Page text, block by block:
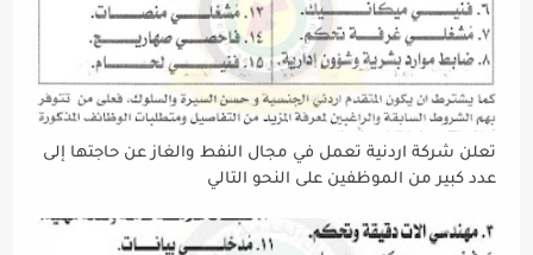
تعلن شركة اردنية تعمل في مجال النفط والغاز عن حاجتها إلى
عدد كبير من الموظفين على النحو التالي